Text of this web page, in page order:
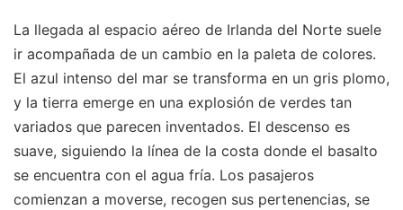
La llegada al espacio aéreo de Irlanda del Norte suele
ir acompañada de un cambio en la paleta de colores.
El azul intenso del mar se transforma en un gris plomo,
y la tierra emerge en una explosión de verdes tan
variados que parecen inventados. El descenso es
suave, siguiendo la línea de la costa donde el basalto
se encuentra con el agua fría. Los pasajeros
comienzan a moverse, recogen sus pertenencias, se